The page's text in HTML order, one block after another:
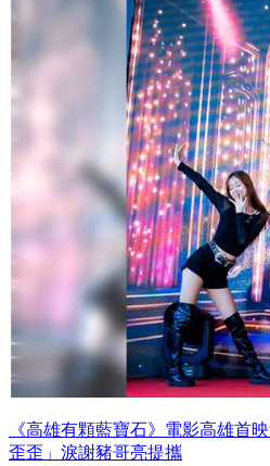
《高雄有顆藍寶石》電影高雄
歪歪」淚謝豬哥亮提攜